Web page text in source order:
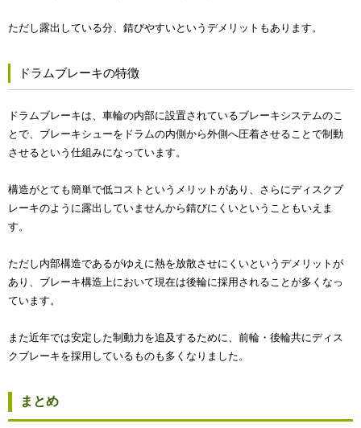
ただし露出している分、錆びやすいというデメリットもあります。
ドラムブレーキの特徴
ドラムブレーキは、車輪の内部に設置されているブレーキシステムのこ
とで、ブレーキシューをドラムの内側から外側へ圧着させることで制動
させるという仕組みになっています。
構造がとても簡単で低コストというメリットがあり、さらにディスクブ
レーキのように露出していませんから錆びにくいということもいえま
す。
ただし内部構造であるがゆえに熱を放散させにくいというデメリットが
あり、ブレーキ構造上において現在は後輪に採用されることが多くなっ
ています。
また近年では安定した制動力を追及するために、前輪・後輪共にディス
クブレーキを採用しているものも多くなりました。
まとめ